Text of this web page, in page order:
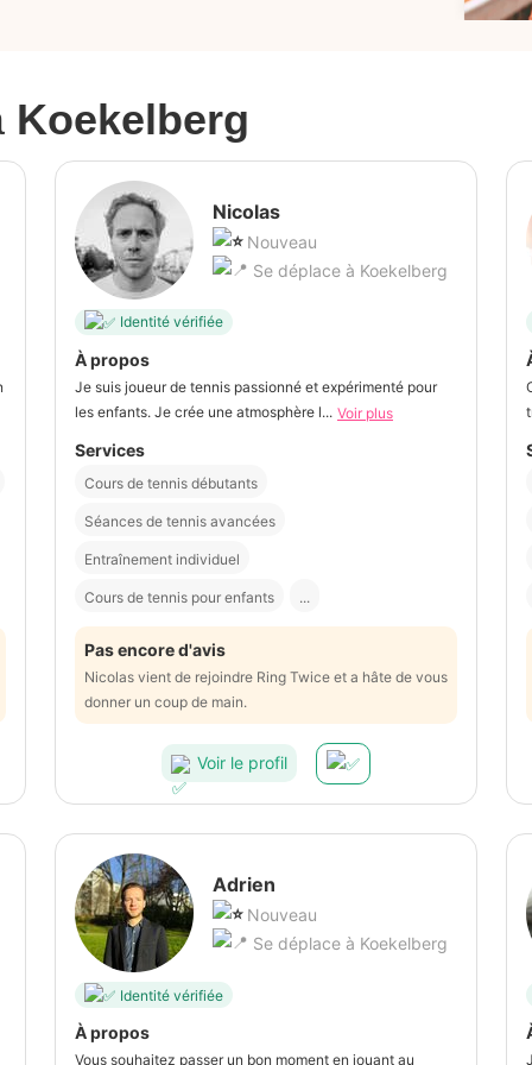
Koekelberg
Nicolas
Nouveau
Se déplace à Koekelberg
Identité vérifiée
À propos
Je suis joueur de tennis passionné et expérimenté pour
les enfants. Je crée une atmosphère l... Voir plus
Services
Cours de tennis débutants
Séances de tennis avancées
Entraînement individuel
Cours de tennis pour enfants ...
Pas encore d'avis
Nicolas vient de rejoindre Ring Twice et a hâte de vous
donner un coup de main.
Voir le profil
Adrien
Nouveau
Se déplace à Koekelberg
Identité vérifiée
À propos
Vous souhaitez passer un bon moment en jouant au